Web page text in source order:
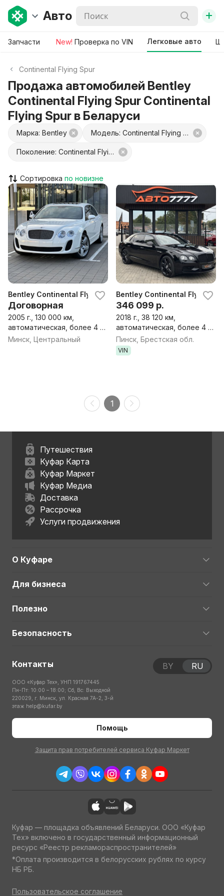
Авто +
Запчасти New! Проверка по VIN Легковые авто
Continental Flying Spur
Продажа автомобилей Bentley
Continental Flying Spur Continental
Flying Spur в Беларуси
Марка: Bentley Модель: Continental Flying Spur
Поколение: Continental Flying Spur
Сортировка
Bentley Continental Flying Spur Continental Flying Spur
Договорная
2005 г., 130 000 км,
автоматическая, более 4 л,
бензин, седан
Минск, Центральный
Bentley Continental Flying
346 099 р.
2018 г., 38 120 км,
автоматическая, более 4 л,
бензин, седан
Пинск, Брестская обл.
VIN
1
Путешествия
Куфар Карта
Куфар Маркет
Куфар Медиа
Доставка
Рассрочка
Услуги продвижения
О Куфаре
Для бизнеса
Полезно
Безопасность
Контакты
ООО «Куфар Тех», УНП 191767445
Пн-Пт: 10:00 – 18:00; Сб, Вс: Выходной
220029, г. Минск, ул. Красная 7А-2, 3-й
этаж help@kufar.by
Помощь
Защита прав потребителей сервиса Куфар Маркет
BY RU
Куфар — площадка объявлений Беларуси. ООО «Куфар
Тех» включено в государственный информационный
ресурс «Реестр рекламораспространителей»
*Оплата производится в белорусских рублях по курсу
НБ РБ.
Пользовательское соглашение